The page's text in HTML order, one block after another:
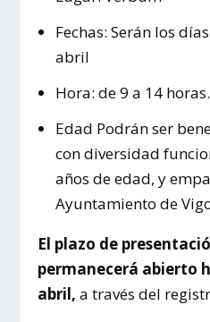
Fechas: Serán los
abril
Hora: de 9 a 14 horas.
Edad Podrán ser
con diversidad
años de edad, y
Ayuntamiento de
El plazo de
permanecerá abierto
abril, a través del